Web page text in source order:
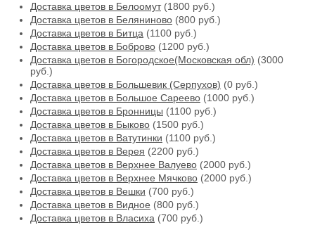
Доставка цветов в Белоомут(1800 руб.)
Доставка цветов в Беляниново (800 руб.)
Доставка цветов в Битца (1100 руб.)
Доставка цветов в Боброво (1200 руб.)
Доставка цветов в Богородское(Московская обл) (3000
руб.)
Доставка цветов в Большевик (Серпухов) (0 руб.)
Доставка цветов в Большое Сареево (1000 руб.)
Доставка цветов в Бронницы (1100 руб.)
Доставка цветов в Быково (1500 руб.)
Доставка цветов в Ватутинки (1100 руб.)
Доставка цветов в Верея (2200 руб.)
Доставка цветов в Верхнее Валуево (2000 руб.)
Доставка цветов в Верхнее Мячково (2000 руб.)
Доставка цветов в Вешки (700 руб.)
Доставка цветов в Видное (800 руб.)
Доставка цветов в Власиха (700 руб.)